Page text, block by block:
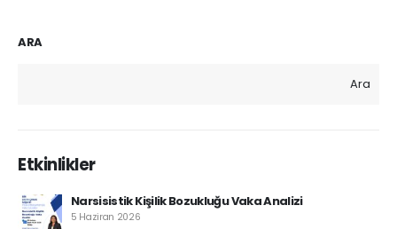
ARA
Ara
Etkinlikler
Narsisistik Kişilik Bozukluğu Vaka Analizi
5 Haziran 2026